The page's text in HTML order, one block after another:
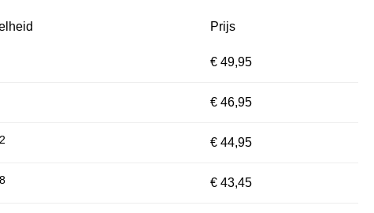
Prijs
€ 49,95
€ 46,95
€ 44,95
€ 43,45